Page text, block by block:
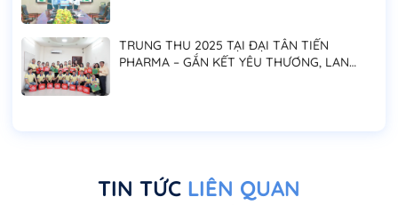
TRUNG THU 2025 TẠI ĐẠI TÂN TIẾN
PHARMA – GẮN KẾT YÊU THƯƠNG, LAN
TIN TỨC LIÊN QUAN